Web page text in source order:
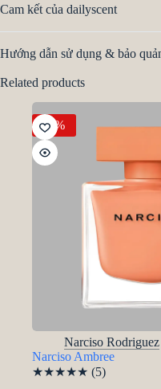
Cam kết của dailyscent
Hướng dẫn sử dụng & bảo
Related products
-9%
Narciso Rodriguez
Narciso Ambree
★★★★★ (5)